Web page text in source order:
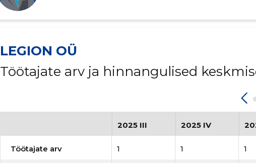
LEGION OÜ
Töötajate arv ja hinnangulised
2025 III 2025 IV
Töötajate arv 1 1 1